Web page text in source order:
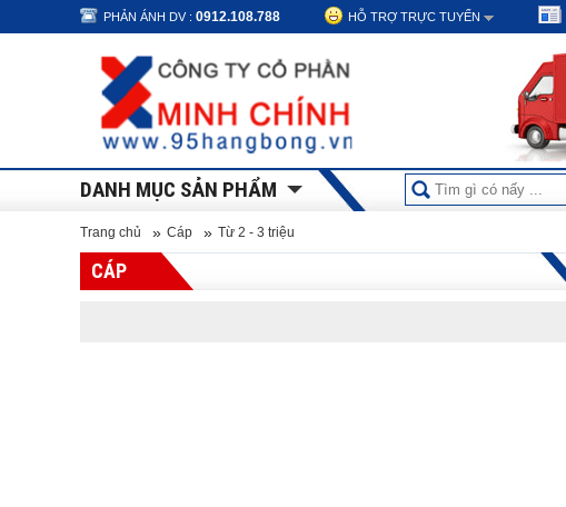
PHẢN ÁNH DV : 0912.108.788 HỖ TRỢ TRỰC TUYẾN
DANH MỤC SẢN PHẨM
Trang chủ » Cáp » Từ 2 - 3 triệu
CÁP